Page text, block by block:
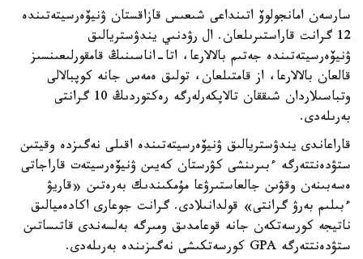
سارسەن امانجولوۆ اتىنداعى شىعىس قازاقستان ۋنيۆەرسيتەتىندە
12 گرانت قاراستىرىلعان. ال رۋدنىي يندۋستريالىق
ۋنيۆەرسيتەتىندە جەتىم بالالارعا، اتا-اناسىنىڭ قامقورلىعىنسىز
قالعان بالالارعا، از قامتىلعان، تولىق ەمەس جانە كوپبالالى
وتباسىلاردان شىققان تالاپكەرلەرگە رەكتوردىڭ 10 گرانتى
بەرىلەدى.
قاراعاندى يندۋستريالىق ۋنيۆەرسيتەتىندە اقىلى نەگىزدە وقيتىن
ستۋدەنتتەرگە ءبىرىنشى كۋرستان كەيىن ۋنيۆەرسيتەت قاراجاتى
ەسەبىنەن وقۋىن جالعاستىرۋعا مۇمكىندىك بەرەتىن «قاريۋ
ءبىلىم بەرۋ گرانتى» قولدانىلادى. گرانت جوعارى اكادەميالىق
ناتيجە كورسەتكەن جانە قوعامدىق ومىرگە بەلسەندى قاتىساتىن
ستۋدەنتتەرگە GPA كورسەتكىشى نەگىزىندە بەرىلەدى.